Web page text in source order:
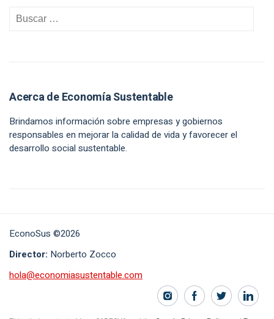
Acerca de Economía Sustentable
Brindamos información sobre empresas y gobiernos
responsables en mejorar la calidad de vida y favorecer el
desarrollo social sustentable.
EconoSus ©2026
Director: Norberto Zocco
hola@economiasustentable.com